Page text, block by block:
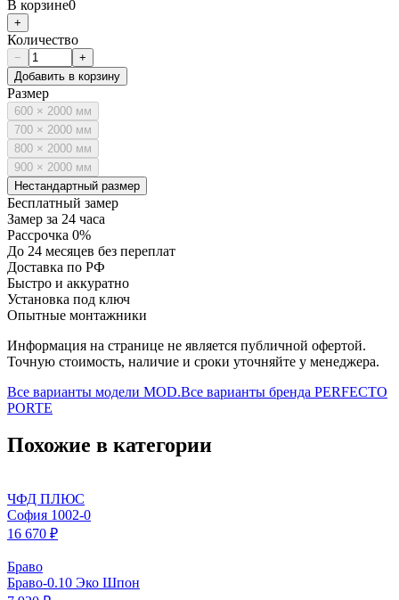
В корзине0
+
Количество
−
+
Добавить в корзину
Размер
600 × 2000 мм
700 × 2000 мм
800 × 2000 мм
900 × 2000 мм
Нестандартный размер
Бесплатный замер
Замер за 24 часа
Рассрочка 0%
До 24 месяцев без переплат
Доставка по РФ
Быстро и аккуратно
Установка под ключ
Опытные монтажники
Информация на странице не является публичной офертой.
Точную стоимость, наличие и сроки уточняйте у менеджера.
Все варианты модели MOD.Все варианты бренда PERFECTO
PORTE
Похожие в категории
ЧФД ПЛЮС
София 1002-0
16 670 ₽
Браво
Браво-0.10 Эко Шпон